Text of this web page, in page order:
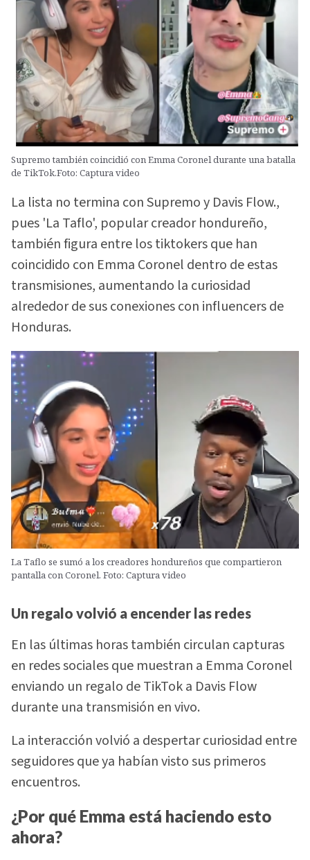
Supremo también coincidió con Emma Coronel durante una batalla
de TikTok.Foto: Captura video
La lista no termina con Supremo y Davis Flow.,
pues 'La Taflo', popular creador hondureño,
también figura entre los tiktokers que han
coincidido con Emma Coronel dentro de estas
transmisiones, aumentando la curiosidad
alrededor de sus conexiones con influencers de
Honduras.
La Taflo se sumó a los creadores hondureños que compartieron
pantalla con Coronel. Foto: Captura video
Un regalo volvió a encender las redes
En las últimas horas también circulan capturas
en redes sociales que muestran a Emma Coronel
enviando un regalo de TikTok a Davis Flow
durante una transmisión en vivo.
La interacción volvió a despertar curiosidad entre
seguidores que ya habían visto sus primeros
encuentros.
¿Por qué Emma está haciendo esto
ahora?